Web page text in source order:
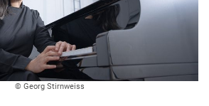
© Georg Stirnweiss